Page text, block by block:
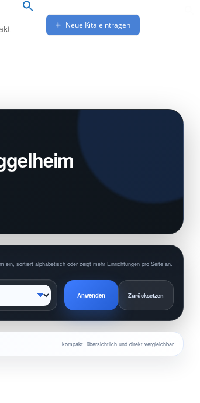
Neue Kita eintragen
ein, sortiert alphabetisch oder zeigt mehr Einrichtungen pro Seite an.
Anwenden Zurücksetzen
kompakt, übersichtlich und direkt vergleichbar